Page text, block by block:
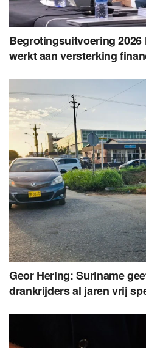
Begrotingsuitvoering
werkt aan versterking
Geor Hering: Suriname
drankrijders al jaren vrij